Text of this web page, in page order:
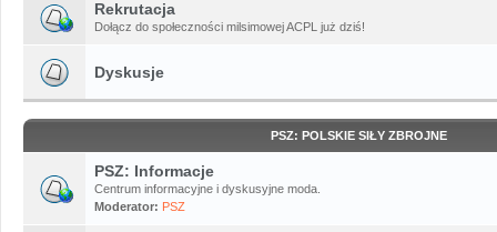
Rekrutacja
Dołącz do społeczności milsimowej ACPL już dziś!
Dyskusje
PSZ: POLSKIE SIŁY ZBROJNE
PSZ: Informacje
Centrum informacyjne i dyskusyjne moda.
Moderator: PSZ